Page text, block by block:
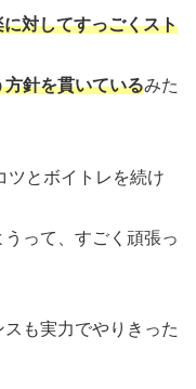
対してすっごくスト
針を貫いているみた
ツとボイトレを続け
って、すごく頑張っ
も実力でやりきった